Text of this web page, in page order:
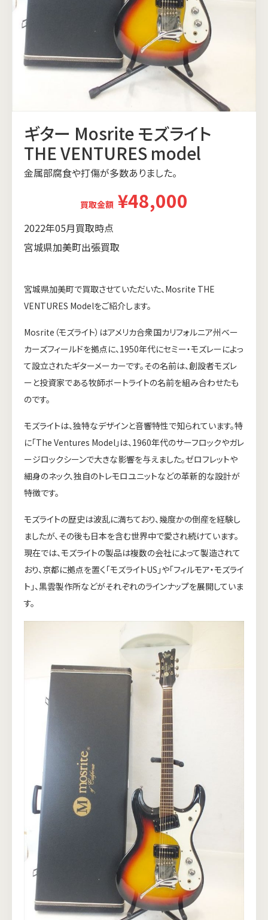
ギター Mosrite モズライト
THE VENTURES model
金属部腐食や打傷が多数ありました。
買取金額 ¥48,000
2022年05月買取時点
宮城県加美町出張買取
宮城県加美町で買取させていただいた、Mosrite THE
VENTURES Modelをご紹介します。
Mosrite（モズライト）はアメリカ合衆国カリフォルニア州ベー
カーズフィールドを拠点に、1950年代にセミー・モズレーによっ
て設立されたギターメーカーです。その名前は、創設者モズレ
ーと投資家である牧師ボートライトの名前を組み合わせたも
のです。
モズライトは、独特なデザインと音響特性で知られています。特
に「The Ventures Model」は、1960年代のサーフロックやガレ
ージロックシーンで大きな影響を与えました。ゼロフレットや
細身のネック、独自のトレモロユニットなどの革新的な設計が
特徴です。
モズライトの歴史は波乱に満ちており、幾度かの倒産を経験し
ましたが、その後も日本を含む世界中で愛され続けています。
現在では、モズライトの製品は複数の会社によって製造されて
おり、京都に拠点を置く「モズライトUS」や「フィルモア・モズライ
ト」、黒雲製作所などがそれぞれのラインナップを展開していま
す。